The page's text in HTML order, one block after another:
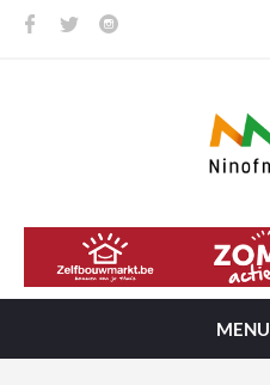
MENU